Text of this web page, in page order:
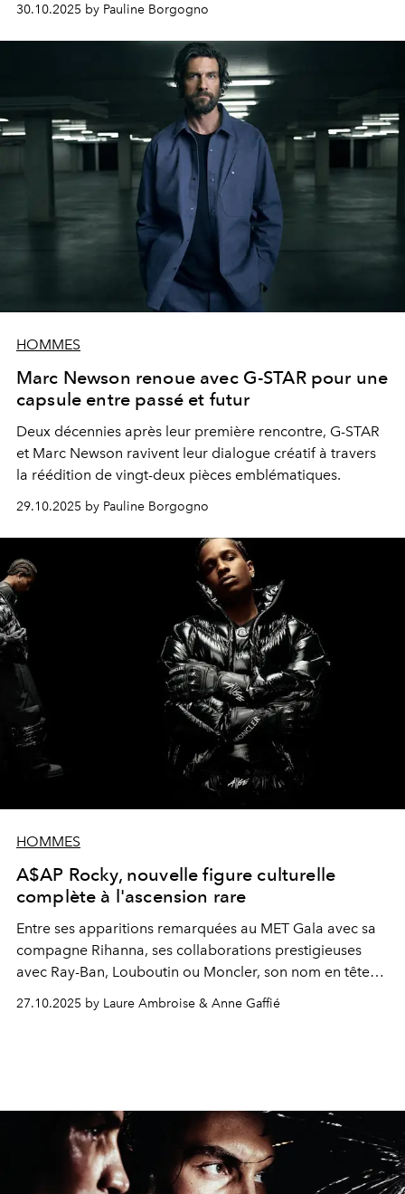
30.10.2025 by Pauline Borgogno
HOMMES
Marc Newson renoue avec G-STAR pour une
capsule entre passé et futur
Deux décennies après leur première rencontre, G-STAR
et Marc Newson ravivent leur dialogue créatif à travers
la réédition de vingt-deux pièces emblématiques.
29.10.2025 by Pauline Borgogno
HOMMES
A$AP Rocky, nouvelle figure culturelle
complète à l'ascension rare
Entre ses apparitions remarquées au MET Gala avec sa
compagne Rihanna, ses collaborations prestigieuses
avec Ray-Ban, Louboutin ou Moncler, son nom en tête
Spike Lee, les créations audacieuses de sa marque
27.10.2025 by Laure Ambroise & Anne Gaffié